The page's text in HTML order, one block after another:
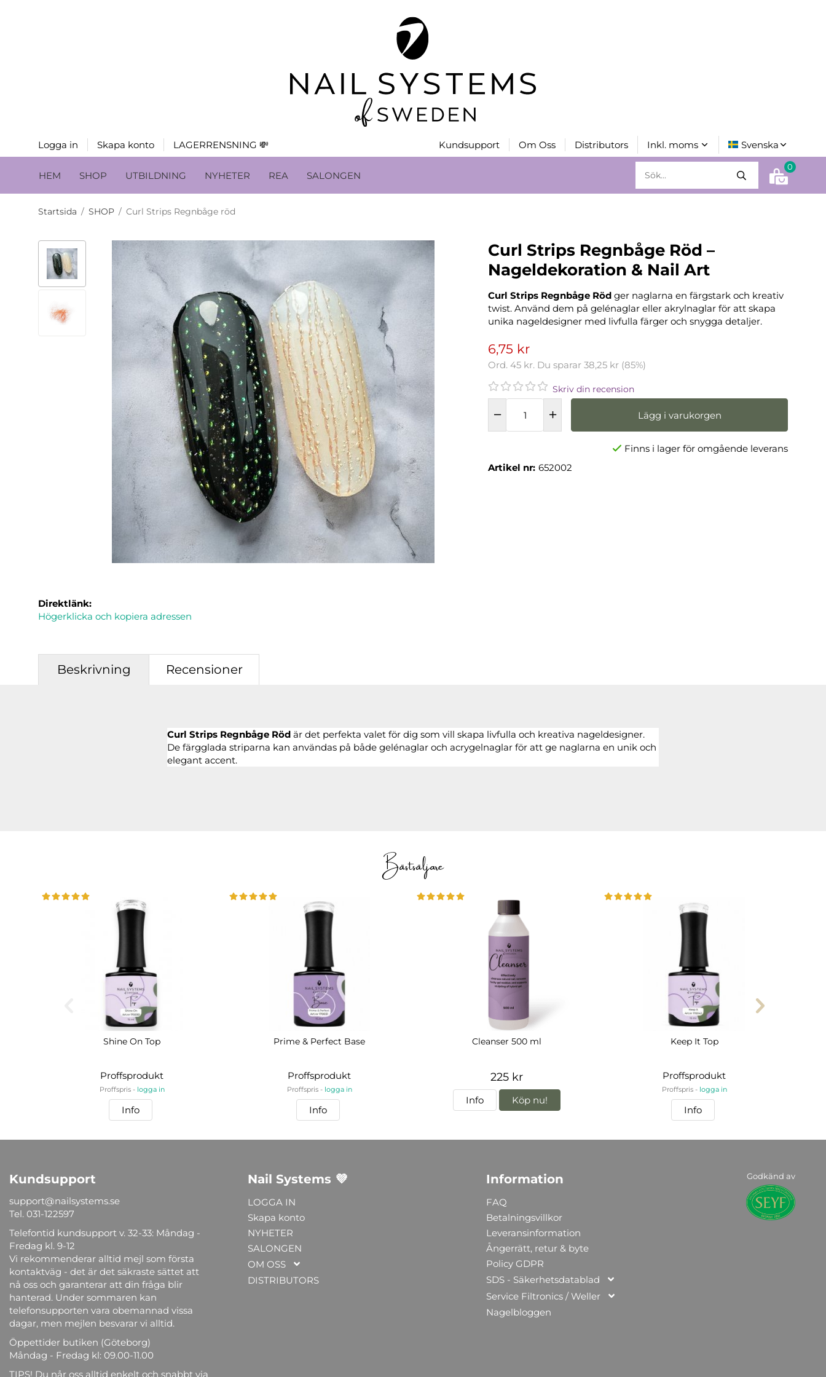
Logga in Skapa konto LAGERRENSNING 💸 Kundsupport Om Oss Distributors
HEM SHOP UTBILDNING NYHETER REA SALONGEN
0
Startsida / SHOP / Curl Strips Regnbåge röd
Curl Strips Regnbåge Röd –
Nageldekoration & Nail Art
Curl Strips Regnbåge Röd ger naglarna en färgstark och kreativ
twist. Använd dem på gelénaglar eller akrylnaglar för att skapa
unika nageldesigner med livfulla färger och snygga detaljer.
6,75 kr
Ord. 45 kr. Du sparar 38,25 kr (85%)
Skriv din recension
Lägg i varukorgen
Finns i lager för omgående leverans
Artikel nr: 652002
Direktlänk:
Högerklicka och kopiera adressen
Beskrivning Recensioner
Curl Strips Regnbåge Röd är det perfekta valet för dig som vill skapa livfulla och kreativa nageldesigner.
De färgglada striparna kan användas på både gelénaglar och acrygelnaglar för att ge naglarna en unik och
elegant accent.
Bästsäljare
Shine On Top
Proffsprodukt
Proffspris - logga in
Info
Prime & Perfect Base
Proffsprodukt
Proffspris - logga in
Info
Cleanser 500 ml
225 kr
Info Köp nu!
Keep It Top
Proffsprodukt
Proffspris - logga in
Info
Kundsupport
support@nailsystems.se
Tel. 031-122597
Telefontid kundsupport v. 32-33: Måndag -
Fredag kl. 9-12
Vi rekommenderar alltid mejl som första
kontaktväg - det är det säkraste sättet att
nå oss och garanterar att din fråga blir
hanterad. Under sommaren kan
telefonsupporten vara obemannad vissa
dagar, men mejlen besvarar vi alltid.
Öppettider butiken (Göteborg)
Måndag - Fredag kl: 09.00-11.00
TIPS! Du når oss alltid enkelt och snabbt via
Nail Systems 💜
LOGGA IN
Skapa konto
NYHETER
SALONGEN
OM OSS
DISTRIBUTORS
Information
FAQ
Betalningsvillkor
Leveransinformation
Ångerrätt, retur & byte
Policy GDPR
SDS - Säkerhetsdatablad
Service Filtronics / Weller
Nagelbloggen
Godkänd av